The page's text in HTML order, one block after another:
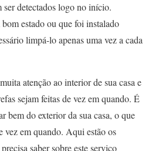
ser detectados logo no início.
estado ou que foi instalado
limpá-lo apenas uma vez a cada
atenção ao interior de sua casa e
sejam feitas de vez em quando. É
bem do exterior da sua casa, o que
em quando. Aqui estão os
saber sobre este serviço